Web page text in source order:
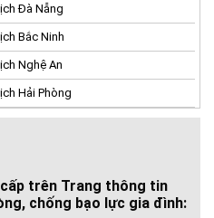
Đà Nẵng
Bắc Ninh
Nghệ An
Hải Phòng
trên Trang thông tin
chống bạo lực gia đình: